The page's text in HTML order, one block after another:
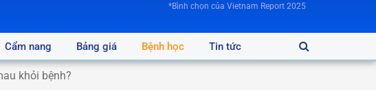
*Bình chọn của Vietnam Report 2025
Cẩm nang Bảng giá Bệnh học Tin tức
khỏi bệnh?